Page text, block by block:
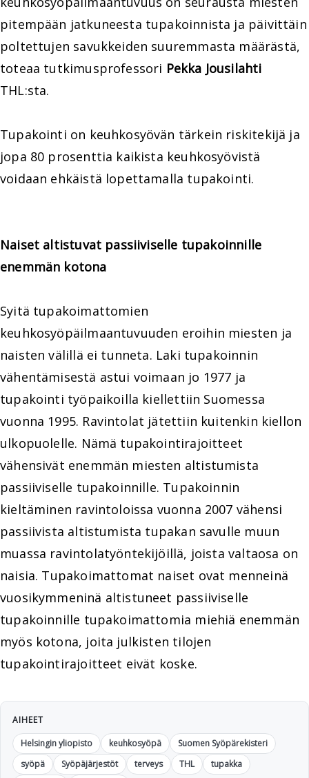
pitempään jatkuneesta tupakoinnista ja päivittäin
poltettujen savukkeiden suuremmasta määrästä,
toteaa tutkimusprofessori Pekka Jousilahti
THL:sta.
Tupakointi on keuhkosyövän tärkein riskitekijä ja
jopa 80 prosenttia kaikista keuhkosyövistä
voidaan ehkäistä lopettamalla tupakointi.
Naiset altistuvat passiiviselle tupakoinnille
enemmän kotona
Syitä tupakoimattomien
keuhkosyöpäilmaantuvuuden eroihin miesten ja
naisten välillä ei tunneta. Laki tupakoinnin
vähentämisestä astui voimaan jo 1977 ja
tupakointi työpaikoilla kiellettiin Suomessa
vuonna 1995. Ravintolat jätettiin kuitenkin kiellon
ulkopuolelle. Nämä tupakointirajoitteet
vähensivät enemmän miesten altistumista
passiiviselle tupakoinnille. Tupakoinnin
kieltäminen ravintoloissa vuonna 2007 vähensi
passiivista altistumista tupakan savulle muun
muassa ravintolatyöntekijöillä, joista valtaosa on
naisia. Tupakoimattomat naiset ovat menneinä
vuosikymmeninä altistuneet passiiviselle
tupakoinnille tupakoimattomia miehiä enemmän
myös kotona, joita julkisten tilojen
tupakointirajoitteet eivät koske.
AIHEET
Helsingin yliopisto
keuhkosyöpä
Suomen Syöpärekisteri
syöpä
Syöpäjärjestöt terveys THL
tupakka